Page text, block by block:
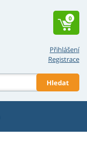
Přihlášení
Registrace
Hledat
0